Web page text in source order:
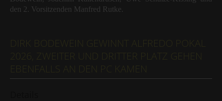
den 2. Vorsitzenden Manfred Rutke.